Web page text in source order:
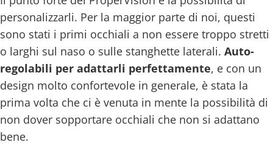
personalizzarli. Per la maggior parte di noi, questi
sono stati i primi occhiali a non essere troppo stretti
o larghi sul naso o sulle stanghette laterali. Auto-
regolabili per adattarli perfettamente, e con un
design molto confortevole in generale, è stata la
prima volta che ci è venuta in mente la possibilità di
non dover sopportare occhiali che non si adattano
bene.